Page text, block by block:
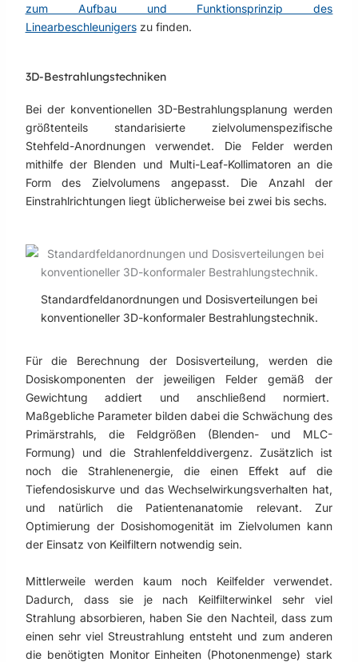
zum Aufbau und Funktionsprinzip des
Linearbeschleunigerszu finden.
3D-Bestrahlungstechniken
Bei der konventionellen 3D-Bestrahlungsplanung werden
größtenteils standarisierte zielvolumenspezifische
Stehfeld-Anordnungen verwendet. Die Felder werden
mithilfe der Blenden und Multi-Leaf-Kollimatoren an die
Form des Zielvolumens angepasst. Die Anzahl der
Einstrahlrichtungen liegt üblicherweise bei zwei bis sechs.
Standardfeldanordnungen und Dosisverteilungen bei
konventioneller 3D-konformaler Bestrahlungstechnik.
Für die Berechnung der Dosisverteilung, werden die
Dosiskomponenten der jeweiligen Felder gemäß der
Gewichtung addiert und anschließend normiert.
Maßgebliche Parameter bilden dabei die Schwächung des
Primärstrahls, die Feldgrößen (Blenden- und MLC-
Formung) und die Strahlenfelddivergenz. Zusätzlich ist
noch die Strahlenenergie, die einen Effekt auf die
Tiefendosiskurve und das Wechselwirkungsverhalten hat,
und natürlich die Patientenanatomie relevant. Zur
Optimierung der Dosishomogenität im Zielvolumen kann
der Einsatz von Keilfiltern notwendig sein.
Mittlerweile werden kaum noch Keilfelder verwendet.
Dadurch, dass sie je nach Keilfilterwinkel sehr viel
Strahlung absorbieren, haben Sie den Nachteil, dass zum
einen sehr viel Streustrahlung entsteht und zum anderen
die benötigten Monitor Einheiten (Photonenmenge) stark